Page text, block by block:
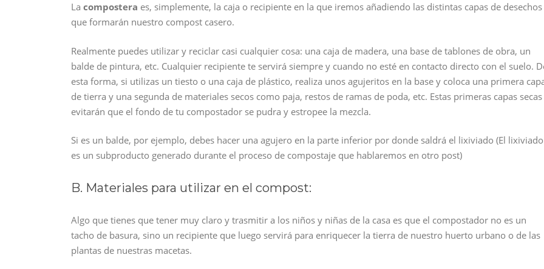
La compostera es, simplemente, la caja o recipiente en la que iremos añadiendo las distintas capas de desechos
que formarán nuestro compost casero.
Realmente puedes utilizar y reciclar casi cualquier cosa: una caja de madera, una base de tablones de obra, un
balde de pintura, etc. Cualquier recipiente te servirá siempre y cuando no esté en contacto directo con el suelo.
esta forma, si utilizas un tiesto o una caja de plástico, realiza unos agujeritos en la base y coloca una primera
de tierra y una segunda de materiales secos como paja, restos de ramas de poda, etc. Estas primeras capas secas
evitarán que el fondo de tu compostador se pudra y estropee la mezcla.
Si es un balde, por ejemplo, debes hacer una agujero en la parte inferior por donde saldrá el lixiviado (El lixiviado
es un subproducto generado durante el proceso de compostaje que hablaremos en otro post)
B. Materiales para utilizar en el compost:
Algo que tienes que tener muy claro y trasmitir a los niños y niñas de la casa es que el compostador no es un
tacho de basura, sino un recipiente que luego servirá para enriquecer la tierra de nuestro huerto urbano o de las
plantas de nuestras macetas.